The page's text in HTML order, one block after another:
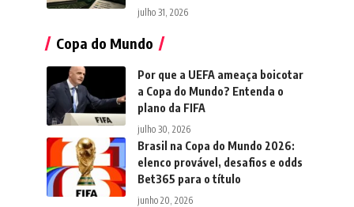
julho 31, 2026
Copa do Mundo
Por que a UEFA ameaça boicotar
a Copa do Mundo? Entenda o
plano da FIFA
julho 30, 2026
Brasil na Copa do Mundo 2026:
elenco provável, desafios e odds
Bet365 para o título
junho 20, 2026